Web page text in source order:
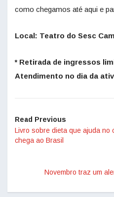
como chegamos até aqui e
Local: Teatro do Sesc
* Retirada de ingressos
Atendimento no dia da
Read Previous
Livro sobre dieta que ajuda no
chega ao Brasil
Novembro traz um